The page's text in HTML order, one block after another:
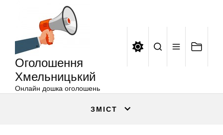
Оголошення
Хмельницький
Онлайн дошка оголошень
ЗМІСТ